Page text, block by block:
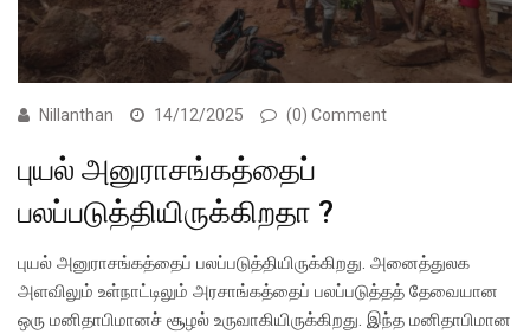
Nillanthan 14/12/2025 (0) Comment
புயல் அனுராசங்கத்தைப்
பலப்படுத்தியிருக்கிறதா ?
புயல் அனுராசங்கத்தைப் பலப்படுத்தியிருக்கிறது. அனைத்துலக
அளவிலும் உள்நாட்டிலும் அரசாங்கத்தைப் பலப்படுத்தத் தேவையான
ஒரு மனிதாபிமானச் சூழல் உருவாகியிருக்கிறது. இந்த மனிதாபிமான